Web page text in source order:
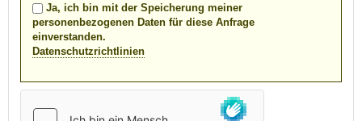
Ja, ich bin mit der Speicherung meiner
personenbezogenen Daten für diese Anfrage
einverstanden.
Datenschutzrichtlinien